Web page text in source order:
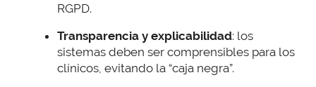
RGPD.
Transparencia y explicabilidad: los
sistemas deben ser comprensibles para los
clínicos, evitando la “caja negra”.